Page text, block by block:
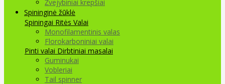
Žvejybiniai krepšiai
Spininginė žūklė
Spiningai Ritės Valai
Monofilamentinis valas
Florokarboniniai valai
Pinti valai Dirbtiniai masalai
Guminukai
Vobleriai
Tail spinner